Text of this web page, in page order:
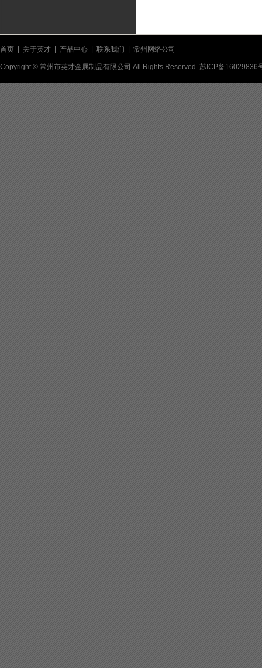
首页 关于英才 产品中心 联系我们 常州网络公司
Copyright © 常州市英才金属制品有限公司 All Rights Reserved. 苏ICP备16029836